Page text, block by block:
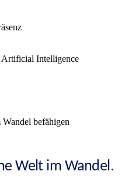
Artificial Intelligence
befähigen
Welt im Wandel.